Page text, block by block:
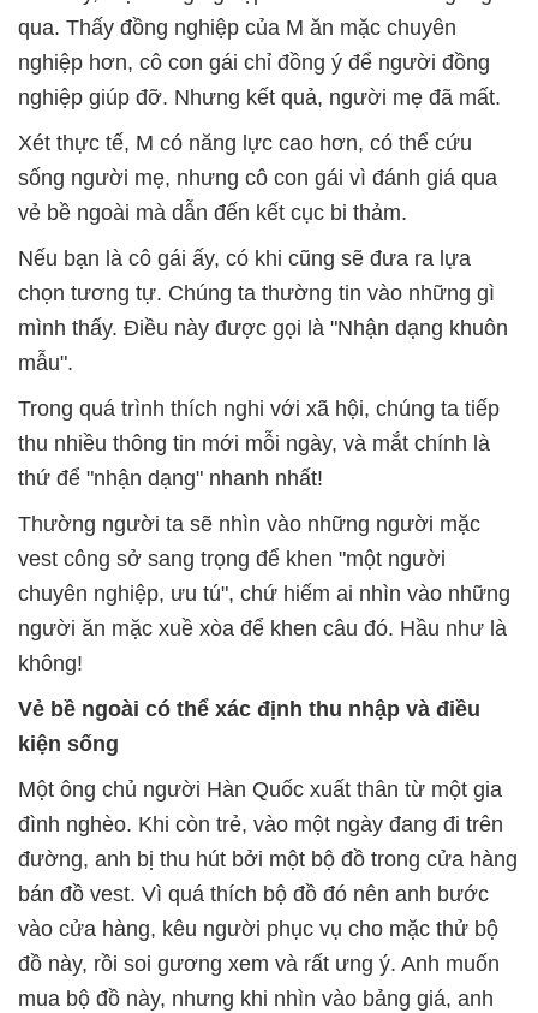
qua. Thấy đồng nghiệp của M ăn mặc chuyên
nghiệp hơn, cô con gái chỉ đồng ý để người đồng
nghiệp giúp đỡ. Nhưng kết quả, người mẹ đã mất.
Xét thực tế, M có năng lực cao hơn, có thể cứu
sống người mẹ, nhưng cô con gái vì đánh giá qua
vẻ bề ngoài mà dẫn đến kết cục bi thảm.
Nếu bạn là cô gái ấy, có khi cũng sẽ đưa ra lựa
chọn tương tự. Chúng ta thường tin vào những gì
mình thấy. Điều này được gọi là "Nhận dạng khuôn
mẫu".
Trong quá trình thích nghi với xã hội, chúng ta tiếp
thu nhiều thông tin mới mỗi ngày, và mắt chính là
thứ để "nhận dạng" nhanh nhất!
Thường người ta sẽ nhìn vào những người mặc
vest công sở sang trọng để khen "một người
chuyên nghiệp, ưu tú", chứ hiếm ai nhìn vào những
người ăn mặc xuề xòa để khen câu đó. Hầu như là
không!
Vẻ bề ngoài có thể xác định thu nhập và điều
kiện sống
Một ông chủ người Hàn Quốc xuất thân từ một gia
đình nghèo. Khi còn trẻ, vào một ngày đang đi trên
đường, anh bị thu hút bởi một bộ đồ trong cửa hàng
bán đồ vest. Vì quá thích bộ đồ đó nên anh bước
vào cửa hàng, kêu người phục vụ cho mặc thử bộ
đồ này, rồi soi gương xem và rất ưng ý. Anh muốn
mua bộ đồ này, nhưng khi nhìn vào bảng giá, anh